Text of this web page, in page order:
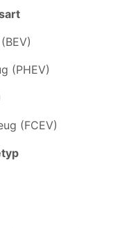
(PHEV)
(FCEV)